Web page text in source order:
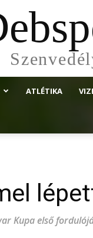
ATLÉTIKA
Kupa első